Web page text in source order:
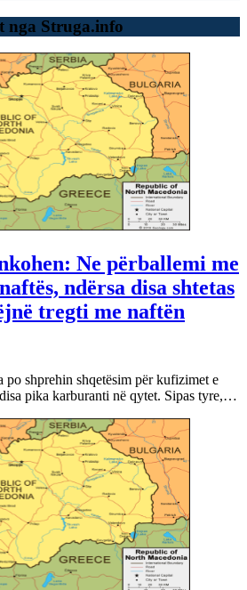
nga Struga.info
Ne përballemi me
ndërsa disa shtetas
tregti me naftën
po shprehin shqetësim për kufizimet e
pika karburanti në qytet. Sipas tyre,…